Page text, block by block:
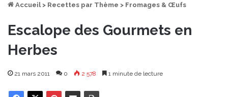
Accueil > Recettes par Thème > Fromages & Œufs
Escalope des Gourmets en
Herbes
21 mars 2011 0 2 578 1 minute de lecture